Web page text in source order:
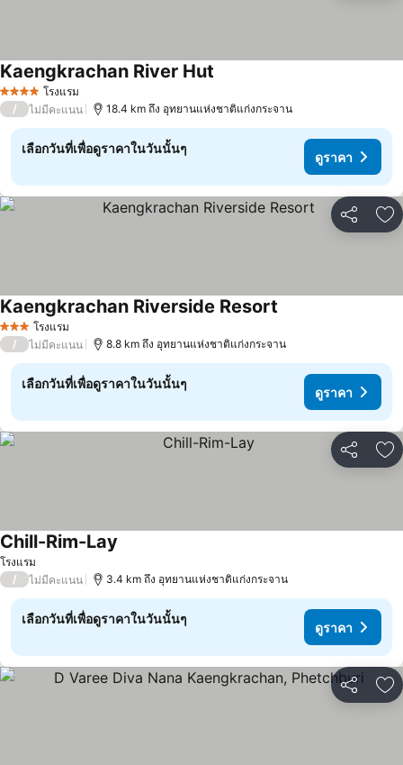
4 ดาว โรงแรม
Kaengkrachan River Hut
/ ไม่มีคะแนน 18.4 km ถึง อุทยานแห่งชาติแก่งกระจาน
เลือกวันที่เพื่อดูราคาในวันนั้นๆ
ดูราคา
แชร์ เ
3 ดาว โรงแรม
Kaengkrachan Riverside Resort
/ ไม่มีคะแนน 8.8 km ถึง อุทยานแห่งชาติแก่งกระจาน
เลือกวันที่เพื่อดูราคาในวันนั้นๆ
ดูราคา
แชร์ เ
โรงแรม
Chill-Rim-Lay
/ ไม่มีคะแนน 3.4 km ถึง อุทยานแห่งชาติแก่งกระจาน
เลือกวันที่เพื่อดูราคาในวันนั้นๆ
ดูราคา
แชร์ เ